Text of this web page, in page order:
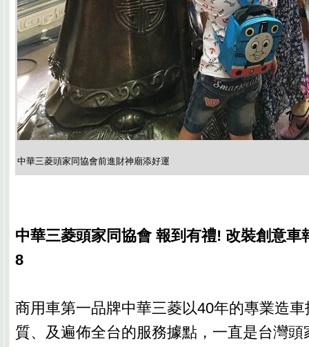
中華三菱頭家同協會前進財神廟添好運
中華三菱頭家同協會 報到有禮! 改裝創意車
8
商用車第一品牌中華三菱以40年的專業造
質、及遍佈全台的服務據點，一直是台灣